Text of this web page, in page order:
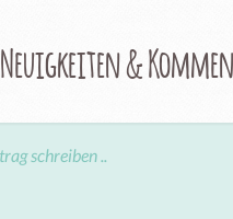
Neuigkeiten &